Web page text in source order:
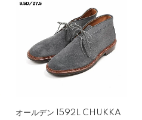
オールデン 1592L CHUKKA